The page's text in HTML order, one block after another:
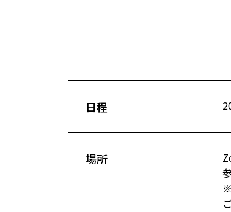
日程
場所